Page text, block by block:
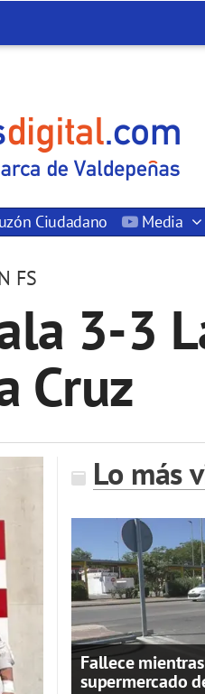
Ciudadano Media
FS
3-3
Cruz
Lo más
Fallece
supermercado